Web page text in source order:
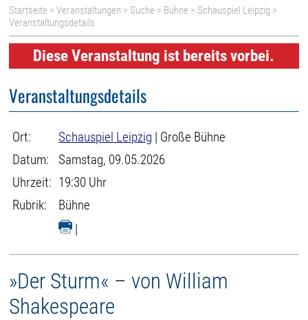
Startseite >Veranstaltungen > Suche > Bühne > Schauspiel Leipzig >
Veranstaltungsdetails
Diese Veranstaltung ist bereits vorbei.
Veranstaltungsdetails
Ort: Schauspiel Leipzig | Große Bühne
Datum:
Samstag, 09.05.2026
Uhrzeit: 19:30 Uhr
Rubrik:
Bühne
|
»Der Sturm« – von William
Shakespeare